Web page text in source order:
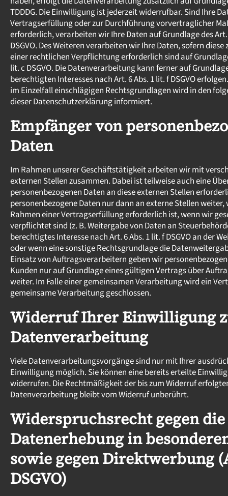
TDDDG. Die Einwilligung ist jederzeit widerrufbar. Sind Ihre
Vertragserfüllung oder zur Durchführung vorvertraglicher
erforderlich, verarbeiten wir Ihre Daten auf Grundlage des Art.
DSGVO. Des Weiteren verarbeiten wir Ihre Daten, sofern
einer rechtlichen Verpflichtung erforderlich sind auf
lit. c DSGVO. Die Datenverarbeitung kann ferner auf
berechtigten Interesses nach Art. 6 Abs. 1 lit. f DSGVO
im Einzelfall einschlägigen Rechtsgrundlagen wird in den
dieser Datenschutzerklärung informiert.
Empfänger von
Daten
Im Rahmen unserer Geschäftstätigkeit arbeiten wir mit
externen Stellen zusammen. Dabei ist teilweise auch eine
personenbezogenen Daten an diese externen Stellen
personenbezogene Daten nur dann an externe Stellen weiter,
Rahmen einer Vertragserfüllung erforderlich ist, wenn wir
verpflichtet sind (z. B. Weitergabe von Daten an
berechtigtes Interesse nach Art. 6 Abs. 1 lit. f DSGVO an der
oder wenn eine sonstige Rechtsgrundlage die
Einsatz von Auftragsverarbeitern geben wir
Kunden nur auf Grundlage eines gültigen Vertrags über
weiter. Im Falle einer gemeinsamen Verarbeitung wird ein
gemeinsame Verarbeitung geschlossen.
Widerruf Ihrer Einwilligung
Datenverarbeitung
Viele Datenverarbeitungsvorgänge sind nur mit Ihrer
Einwilligung möglich. Sie können eine bereits erteilte
widerrufen. Die Rechtmäßigkeit der bis zum Widerruf
Datenverarbeitung bleibt vom Widerruf unberührt.
Widerspruchsrecht gegen die
Datenerhebung in
sowie gegen Direktwerbung
DSGVO)